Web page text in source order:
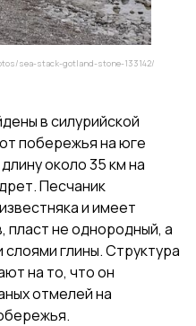
sea-stack-gotland-stone-133142/
в силурийской
побережья на юге
около 35 км на
Песчаник
и имеет
пласт не однородный, а
глины. Структура
на то, что он
отмелей на